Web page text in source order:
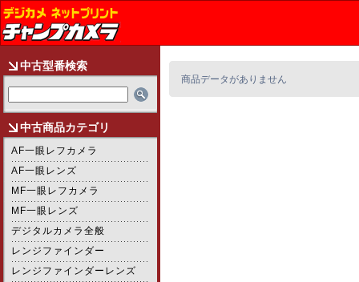
中古型番検索
中古商品カテゴリ
AF一眼レフカメラ
AF一眼レンズ
MF一眼レフカメラ
MF一眼レンズ
デジタルカメラ全般
レンジファインダー
レンジファインダーレンズ
商品データがありません